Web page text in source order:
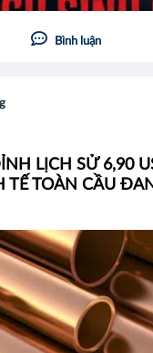
Bình luận
LỊCH SỬ 6,90
TOÀN CẦU